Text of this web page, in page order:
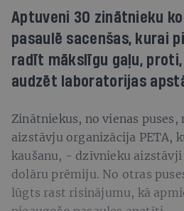
Aptuveni 30 zinātnieku
pasaulē sacenšas, kurai
radīt mākslīgu gaļu,
audzēt laboratorijas
Zinātniekus, no vienas
aizstāvju organizācija PETA,
kaušanu, - dzīvnieku
dolāru prēmiju. No otras
lūgts rast risinājumu, kā